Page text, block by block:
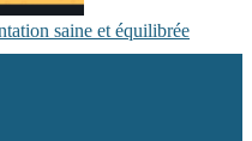
saine et équilibrée